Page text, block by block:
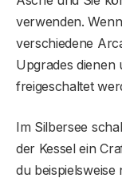
verwenden.
verschiedene
Upgrades dienen
freigeschaltet
Im Silbersee
der Kessel ein
du